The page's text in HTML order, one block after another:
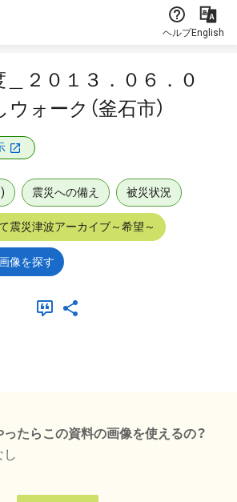
ヘルプEnglish
２０１３．０６．０
ォーク（釜石市）
震災への備え 被災状況
震災津波アーカイブ～希望～
像を探す
ったらこの資料の画像を使えるの？
し